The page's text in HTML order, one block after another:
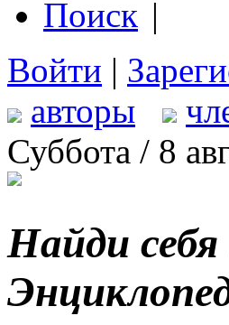
Поиск |
Войти |
авторы
Суббота / 8
Найди